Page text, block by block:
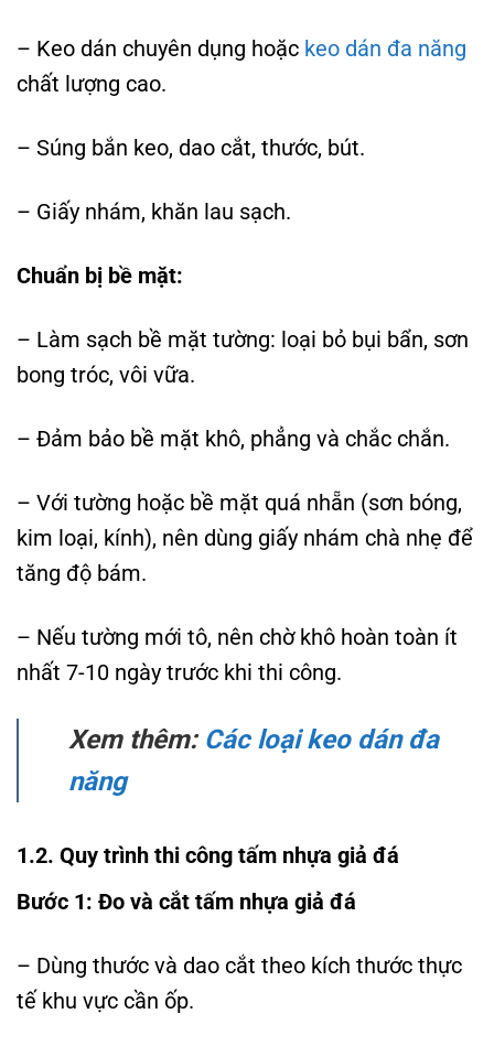
– Keo dán chuyên dụng hoặc keo dán đa năng
chất lượng cao.
– Súng bắn keo, dao cắt, thước, bút.
– Giấy nhám, khăn lau sạch.
Chuẩn bị bề mặt:
– Làm sạch bề mặt tường: loại bỏ bụi bẩn, sơn
bong tróc, vôi vữa.
– Đảm bảo bề mặt khô, phẳng và chắc chắn.
– Với tường hoặc bề mặt quá nhẵn (sơn bóng,
kim loại, kính), nên dùng giấy nhám chà nhẹ để
tăng độ bám.
– Nếu tường mới tô, nên chờ khô hoàn toàn ít
nhất 7-10 ngày trước khi thi công.
Xem thêm: Các loại keo dán đa
năng
1.2. Quy trình thi công tấm nhựa giả đá
Bước 1: Đo và cắt tấm nhựa giả đá
– Dùng thước và dao cắt theo kích thước thực
tế khu vực cần ốp.